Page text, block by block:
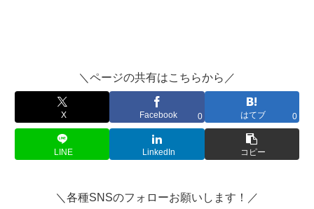
＼ページの共有はこちらから／
X Facebook 0 はてブ 0
LINE LinkedIn コピー
＼各種SNSのフォローお願いします！／